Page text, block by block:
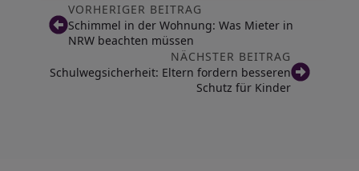
VORHERIGER BEITRAG
Schimmel in der Wohnung: Was Mieter in
NRW beachten müssen
NÄCHSTER BEITRAG
Schulwegsicherheit: Eltern fordern besseren
Schutz für Kinder